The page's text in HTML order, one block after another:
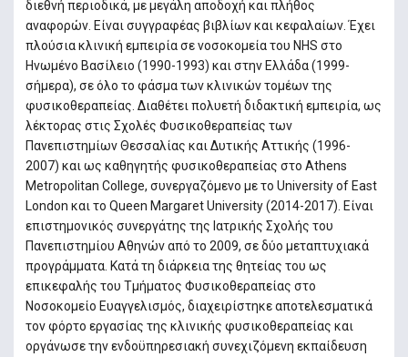
διεθνή περιοδικά, με μεγάλη αποδοχή και πλήθος
αναφορών. Είναι συγγραφέας βιβλίων και κεφαλαίων. Έχει
πλούσια κλινική εμπειρία σε νοσοκομεία του NHS στο
Ηνωμένο Βασίλειο (1990-1993) και στην Ελλάδα (1999-
σήμερα), σε όλο το φάσμα των κλινικών τομέων της
φυσικοθεραπείας. Διαθέτει πολυετή διδακτική εμπειρία, ως
λέκτορας στις Σχολές Φυσικοθεραπείας των
Πανεπιστημίων Θεσσαλίας και Δυτικής Αττικής (1996-
2007) και ως καθηγητής φυσικοθεραπείας στο Athens
Metropolitan College, συνεργαζόμενο με το University of East
London και το Queen Margaret University (2014-2017). Είναι
επιστημονικός συνεργάτης της Ιατρικής Σχολής του
Πανεπιστημίου Αθηνών από το 2009, σε δύο μεταπτυχιακά
προγράμματα. Κατά τη διάρκεια της θητείας του ως
επικεφαλής του Τμήματος Φυσικοθεραπείας στο
Νοσοκομείο Ευαγγελισμός, διαχειρίστηκε αποτελεσματικά
τον φόρτο εργασίας της κλινικής φυσικοθεραπείας και
οργάνωσε την ενδοϋπηρεσιακή συνεχιζόμενη εκπαίδευση